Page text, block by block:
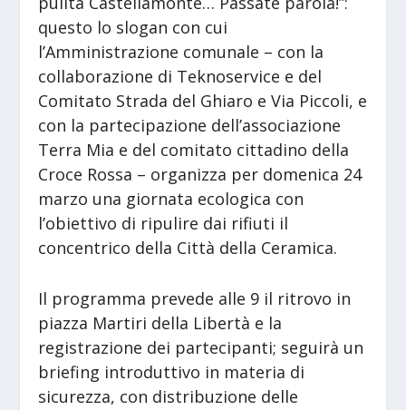
questo lo slogan con cui
l’Amministrazione comunale – con la
collaborazione di Teknoservice e del
Comitato Strada del Ghiaro e Via Piccoli, e
con la partecipazione dell’associazione
Terra Mia e del comitato cittadino della
Croce Rossa – organizza per domenica 24
marzo una giornata ecologica con
l’obiettivo di ripulire dai rifiuti il
concentrico della Città della Ceramica.
Il programma prevede alle 9 il ritrovo in
piazza Martiri della Libertà e la
registrazione dei partecipanti; seguirà un
briefing introduttivo in materia di
sicurezza, con distribuzione delle